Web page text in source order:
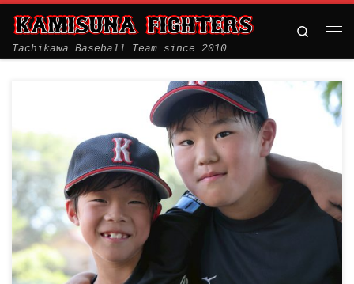
Tachikawa Baseball Team since 2010
Search
6月の体験会は、たくさんの方々にお越しいただきありがとうご
ざいました。 &nbs […]